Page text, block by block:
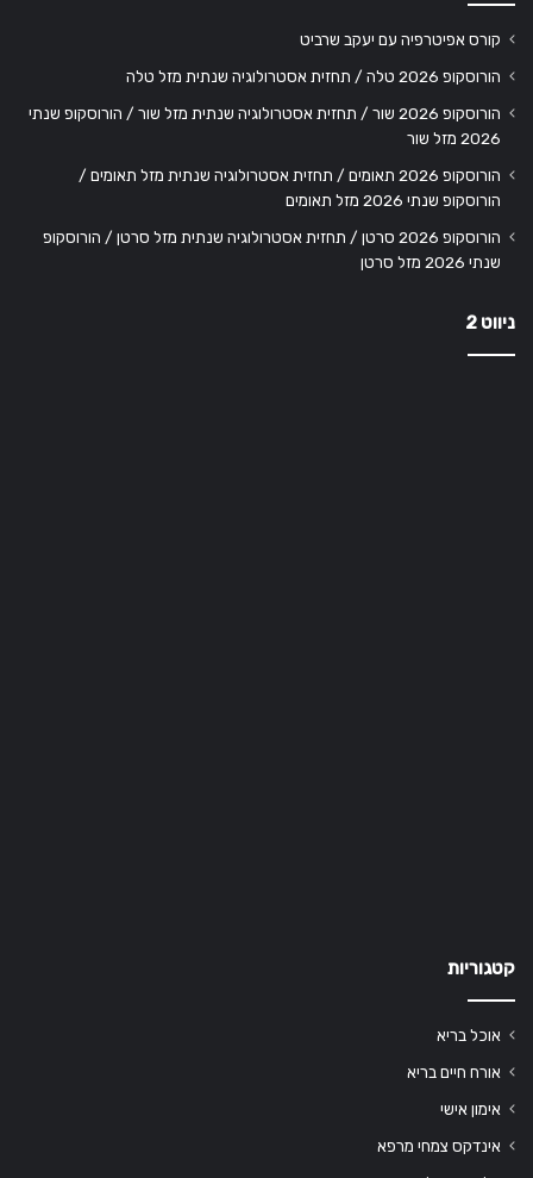
קורס אפיטרפיה עם יעקב שרביט
הורוסקופ 2026 טלה / תחזית אסטרולוגיה שנתית מזל טלה
הורוסקופ 2026 שור / תחזית אסטרולוגיה שנתית מזל שור / הורוסקופ שנתי
2026 מזל שור
הורוסקופ 2026 תאומים / תחזית אסטרולוגיה שנתית מזל תאומים /
הורוסקופ שנתי 2026 מזל תאומים
הורוסקופ 2026 סרטן / תחזית אסטרולוגיה שנתית מזל סרטן / הורוסקופ
שנתי 2026 מזל סרטן
ניווט 2
קטגוריות
אוכל בריא
אורח חיים בריא
אימון אישי
אינדקס צמחי מרפא